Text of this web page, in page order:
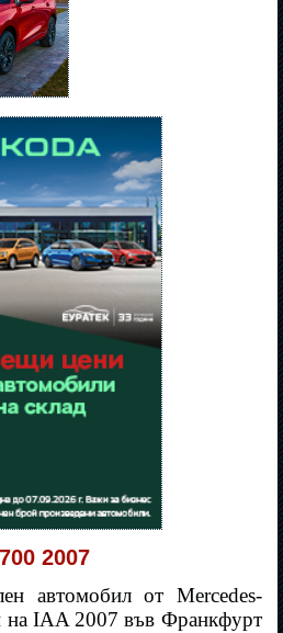
2007
автомобил от Mercedes-
на IAA 2007 във Франкфурт